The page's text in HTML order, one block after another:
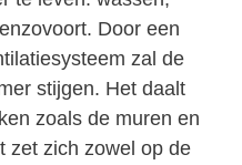
Door een
zal de
stijgen. Het daalt
zoals de muren en
zet zich zowel op de